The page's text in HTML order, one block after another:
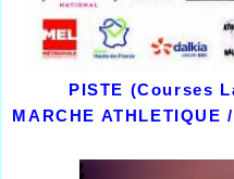
PISTE (Courses
MARCHE